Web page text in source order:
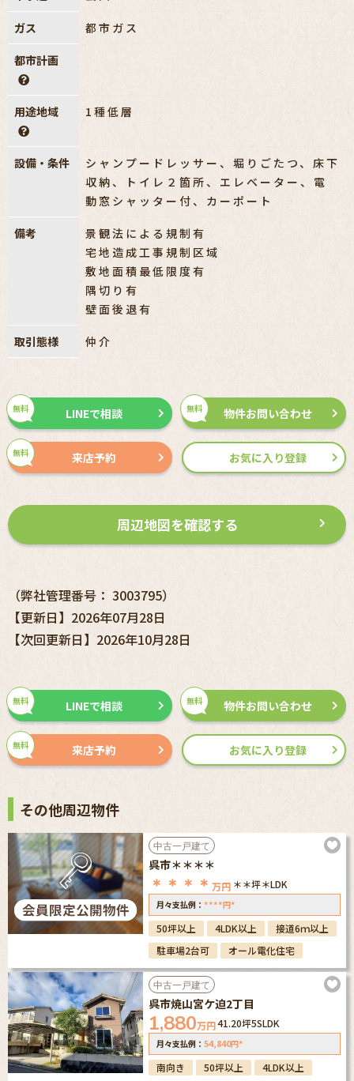
ガス 都市ガス
都市計画
用途地域 1種低層
設備・条件
シャンプードレッサー、堀りごたつ、床下
収納、トイレ２箇所、エレベーター、電
動窓シャッター付、カーポート
備考
景観法による規制有
宅地造成工事規制区域
敷地面積最低限度有
隅切り有
壁面後退有
取引態様 仲介
無料 物件お問い合わせ
無料 LINEで相談
無料 来店予約 お気に入り登録
周辺地図を確認する
（弊社管理番号： 3003795）
【更新日】2026年07月28日
【次回更新日】2026年10月28日
無料 物件お問い合わせ
無料 LINEで相談
無料 来店予約 お気に入り登録
その他周辺物件
中古一戸建て
呉市＊＊＊＊
＊＊＊＊ 万円 ＊＊坪＊LDK
月々支払例： ****円*
50坪以上 4LDK以上
接道6ｍ以上
駐車場2台可
オール電化住宅
中古一戸建て
呉市焼山宮ケ迫2丁目
1,880万円41.20坪5SLDK
月々支払例： 54,840円*
南向き 50坪以上
4LDK以上